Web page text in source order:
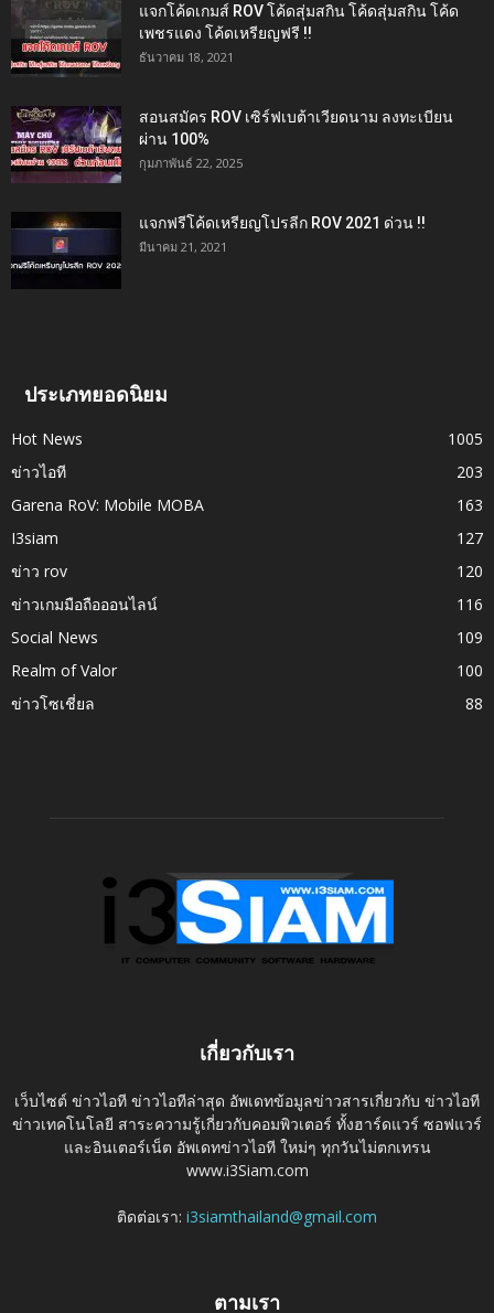
แจกโค้ดเกมส์ ROV โค้ดสุ่มสกิน โค้ดสุ่มสกิน โค้ด
เพชรแดง โค้ดเหรียญฟรี !!
ธันวาคม 18, 2021
สอนสมัคร ROV เซิร์ฟเบต้าเวียดนาม ลงทะเบียน
ผ่าน 100%
กุมภาพันธ์ 22, 2025
แจกฟรีโค้ดเหรียญโปรลีก ROV 2021 ด่วน !!
มีนาคม 21, 2021
ประเภทยอดนิยม
Hot News
1005
ข่าวไอที
203
Garena RoV: Mobile MOBA
163
I3siam
127
ข่าว rov
120
ข่าวเกมมือถือออนไลน์
116
Social News
109
Realm of Valor
100
ข่าวโซเชี่ยล
88
เกี่ยวกับเรา
เว็บไซต์ ข่าวไอที ข่าวไอทีล่าสุด อัพเดทข้อมูลข่าวสารเกี่ยวกับ ข่าวไอที
ข่าวเทคโนโลยี สาระความรู้เกี่ยวกับคอมพิวเตอร์ ทั้งฮาร์ดแวร์ ซอฟแวร์
และอินเตอร์เน็ต อัพเดทข่าวไอที ใหม่ๆ ทุกวันไม่ตกเทรน
www.i3Siam.com
ติดต่อเรา: i3siamthailand@gmail.com
ตามเรา